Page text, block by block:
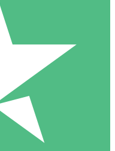
Individuali
Nessun impegno